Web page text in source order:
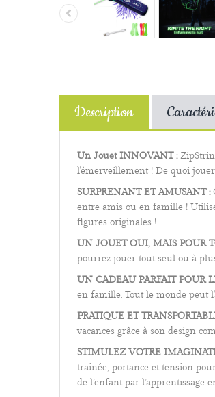
Description
Un Jouet INNOVANT :
l'émerveillement ! De quoi
SURPRENANT ET AMUSANT :
entre amis ou en famille !
figures originales !
UN JOUET OUI, MAIS POUR
pourrez jouer tout seul ou à
UN CADEAU PARFAIT POUR
en famille. Tout le monde peut
PRATIQUE ET
vacances grâce à son design
STIMULEZ VOTRE
trainée, portance et tension
de l’enfant par l’apprentissage